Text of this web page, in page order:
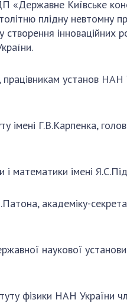
Наукові
національне
Центри
Оцінювання
НАН України
Робота з
«Державне Київське
плідну невтомну
створення інноваційних
установ
імені Г.В.Карпенка,
математики імені
академіку-
наукової
фізики НАН України